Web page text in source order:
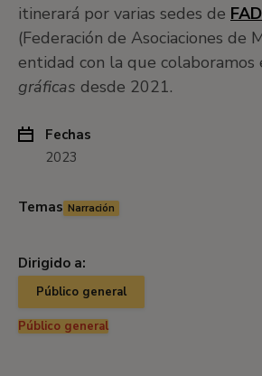
itinerará por varias sedes de
(Federación de Asociaciones de
entidad con la que colaboramos
gráficas desde 2021.
Fechas
2023
Temas Narración
Dirigido a:
Público general
Público general